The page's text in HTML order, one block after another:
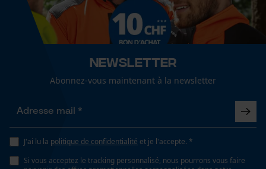
Optique/motif
bicolore
Type de poche
sans poches
Newsletter
Abonnez-vous maintenant à la newsletter
J'ai lu la politique de confidentialité et je l'accepte. *
Si vous acceptez le tracking personnalisé, nous pourrons vous faire
Cookies de performance et de
fonctionnalité
Panier sauvegardé
Salutation personnelle